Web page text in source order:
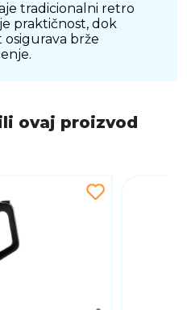
tradicionalni retro
praktičnost, dok
brže
ovaj proizvod